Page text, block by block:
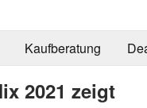
Kaufberatung
2021 zeigt